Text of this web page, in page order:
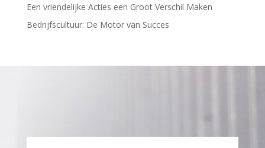
Een vriendelijke Acties een Groot Verschil Maken
Bedrijfscultuur: De Motor van Succes